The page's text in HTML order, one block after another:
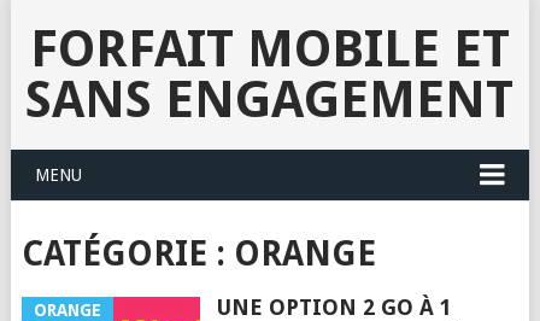
FORFAIT MOBILE ET
SANS ENGAGEMENT
MENU
CATÉGORIE : ORANGE
ORANGE
UNE OPTION 2 GO À 1